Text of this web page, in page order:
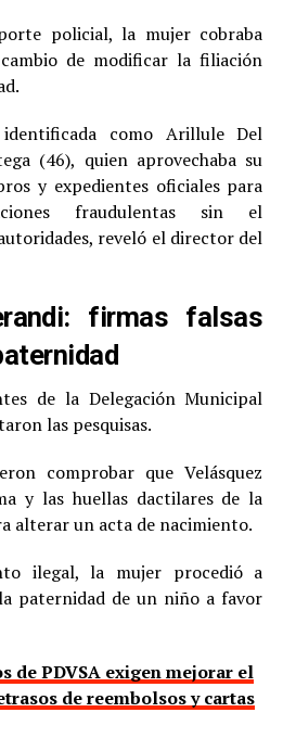
policial, la mujer cobraba
de modificar la filiación
como Arillule Del
(46), quien aprovechaba su
y expedientes oficiales para
fraudulentas sin el
reveló el director del
firmas falsas
de la Delegación Municipal
las pesquisas.
comprobar que Velásquez
y las huellas dactilares de la
alterar un acta de nacimiento.
ilegal, la mujer procedió a
paternidad de un niño a favor
de PDVSA exigen mejorar el
de reembolsos y cartas